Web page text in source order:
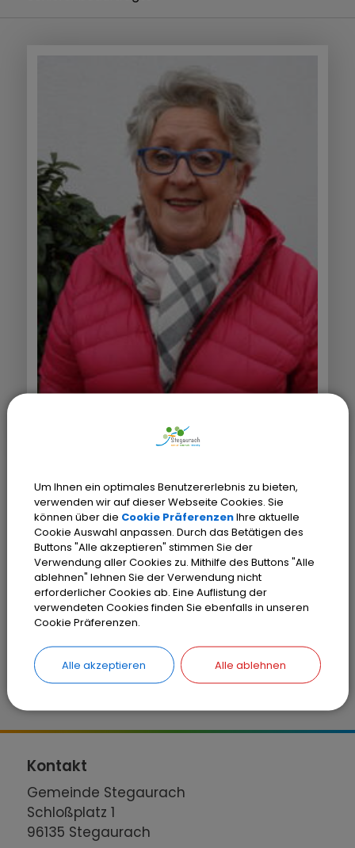
Hausanschrift:
Torgartenstr. 2, 96135 Stegaurach
Ansprechpartner/in:
Frau Ingeborg Lotze
Telefon:
0951 290225
Kontakt
Gemeinde Stegaurach
Schloßplatz 1
96135 Stegaurach
Um Ihnen ein optimales Benutzererlebnis zu bieten,
verwenden wir auf dieser Webseite Cookies. Sie
können über die Cookie PräferenzenIhre aktuelle
Cookie Auswahl anpassen. Durch das Betätigen des
Buttons "Alle akzeptieren" stimmen Sie der
Verwendung aller Cookies zu. Mithilfe des Buttons "Alle
ablehnen" lehnen Sie der Verwendung nicht
erforderlicher Cookies ab. Eine Auflistung der
verwendeten Cookies finden Sie ebenfalls in unseren
Cookie Präferenzen.
Alle akzeptieren Alle ablehnen